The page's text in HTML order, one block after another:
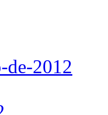
de-2012